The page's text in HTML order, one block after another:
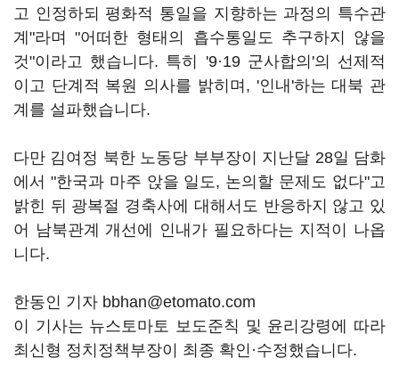
고 인정하되 평화적 통일을 지향하는 과정의 특수관
계"라며 "어떠한 형태의 흡수통일도 추구하지 않을
것"이라고 했습니다. 특히 '9·19 군사합의'의 선제적
이고 단계적 복원 의사를 밝히며, '인내'하는 대북 관
계를 설파했습니다.
다만 김여정 북한 노동당 부부장이 지난달 28일 담화
에서 "한국과 마주 앉을 일도, 논의할 문제도 없다"고
밝힌 뒤 광복절 경축사에 대해서도 반응하지 않고 있
어 남북관계 개선에 인내가 필요하다는 지적이 나옵
니다.
한동인 기자 bbhan@etomato.com
이 기사는 뉴스토마토 보도준칙 및 윤리강령에 따라
최신형 정치정책부장이 최종 확인·수정했습니다.